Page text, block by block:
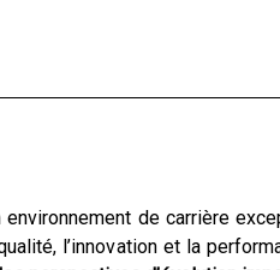
de carrière
l’innovation et la